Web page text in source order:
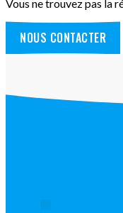
Vous ne trouvez pas la
NOUS CONTACTER